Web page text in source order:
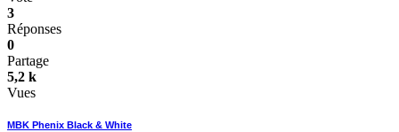
3
Réponses
0
Partage
5,2 k
Vues
MBK Phenix Black & White